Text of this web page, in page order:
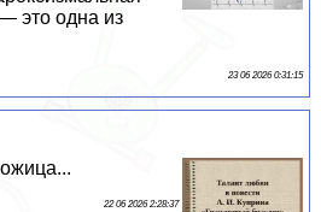
это одна из
23 06 2026 0:31:15
22 06 2026 2:28:37